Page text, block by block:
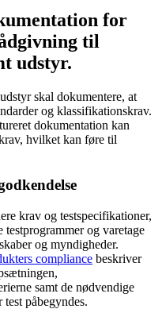
for
til
udstyr.
skal dokumentere, at
og klassifikationskrav.
dokumentation kan
hvilket kan føre til
krav og testspecifikationer,
og varetage
og myndigheder.
compliance beskriver
samt de nødvendige
påbegyndes.